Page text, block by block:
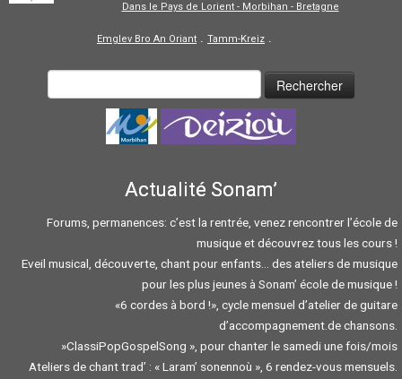
Dans le Pays de Lorient - Morbihan - Bretagne
Emglev Bro An Oriant . Tamm-Kreiz .
Actualité Sonam’
Forums, permanences: c’est la rentrée, venez rencontrer l’école de
musique et découvrez tous les cours !
Eveil musical, découverte, chant pour enfants… des ateliers de musique
pour les plus jeunes à Sonam’ école de musique !
«6 cordes à bord !», cycle mensuel d’atelier de guitare
d’accompagnement.de chansons.
»ClassiPopGospelSong », pour chanter le samedi une fois/mois
Ateliers de chant trad’ : « Laram’ sonennoù », 6 rendez-vous mensuels.